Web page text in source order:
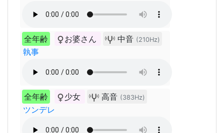
全年齢 お婆さん 中音 (210Hz)
執事
全年齢 少女 高音 (383Hz)
ツンデレ